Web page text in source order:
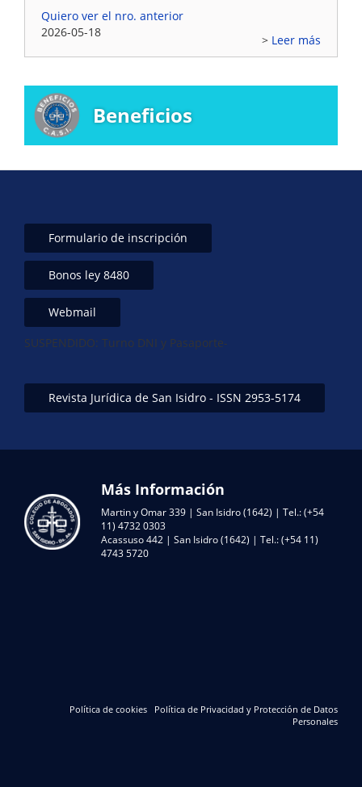
Quiero ver el nro. anterior
2026-05-18
Leer más
Beneficios
Formulario de inscripción
Bonos ley 8480
Webmail
SUSPENDIDO: Turno DNI y Pasaporte-
Revista Jurídica de San Isidro - ISSN 2953-5174
Más Información
Martin y Omar 339 | San Isidro (1642) | Tel.: (+54
11) 4732 0303
Acassuso 442 | San Isidro (1642) | Tel.: (+54 11)
4743 5720
Política de cookies
Política de Privacidad y Protección de Datos
Personales